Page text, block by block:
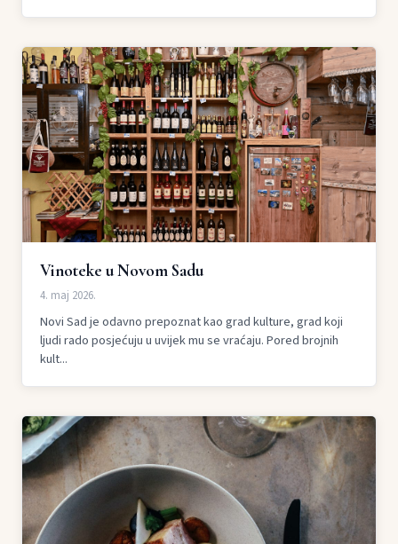
Vinoteke u Novom Sadu
4. maj 2026.
Novi Sad je odavno prepoznat kao grad kulture, grad koji
ljudi rado posjećuju u uvijek mu se vraćaju. Pored brojnih
kult...